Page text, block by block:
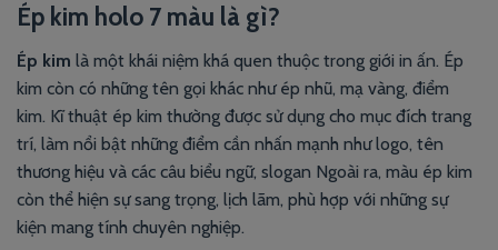
Ép kim holo 7 màu là gì?
Ép kim là một khái niệm khá quen thuộc trong giới in ấn. Ép
kim còn có những tên gọi khác như ép nhũ, mạ vàng, điểm
kim. Kĩ thuật ép kim thường được sử dụng cho mục đích trang
trí, làm nổi bật những điểm cần nhấn mạnh như logo, tên
thương hiệu và các câu biểu ngữ, slogan Ngoài ra, màu ép kim
còn thể hiện sự sang trọng, lịch lãm, phù hợp với những sự
kiện mang tính chuyên nghiệp.